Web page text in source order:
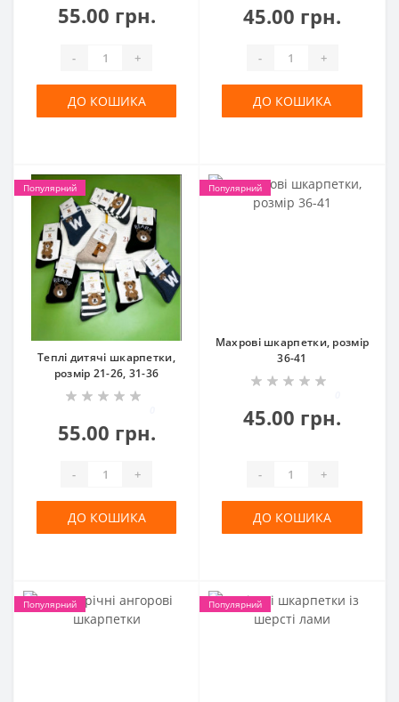
55.00 грн.
- +
ДО КОШИКА
45.00 грн.
- +
ДО КОШИКА
Популярний
Теплі дитячі шкарпетки,
розмір 21-26, 31-36
55.00 грн.
- +
ДО КОШИКА
Популярний
Махрові шкарпетки, розмір
36-41
45.00 грн.
- +
ДО КОШИКА
Популярний Популярний